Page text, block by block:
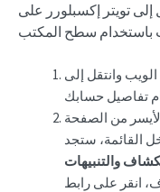
تويتر إكسبلورر على
وانتقل إلى
من الصفحة
القائمة، ستجد
والتنبيهات
انقر على رابط